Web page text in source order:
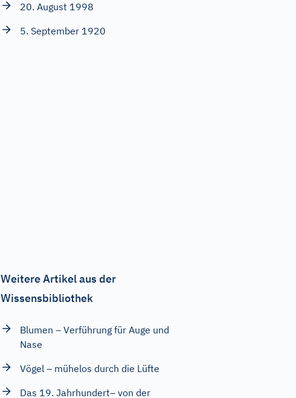
20. August 1998
5. September 1920
Weitere Artikel aus der
Wissensbibliothek
Blumen – Verführung für Auge und
Nase
Vögel – mühelos durch die Lüfte
Das 19. Jahrhundert– von der